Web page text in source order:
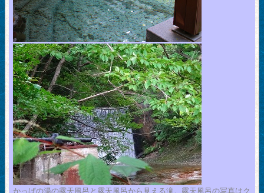
かっぱの湯の露天風呂と露天風呂から見える滝。露天風呂の写真はク